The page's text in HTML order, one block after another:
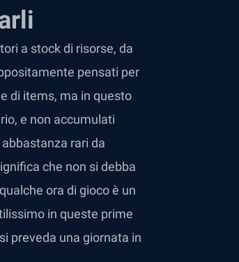
a stock di risorse, da
pensati per
di items, ma in questo
e non accumulati
rari da
che non si debba
ora di gioco è un
in queste prime
preveda una giornata in